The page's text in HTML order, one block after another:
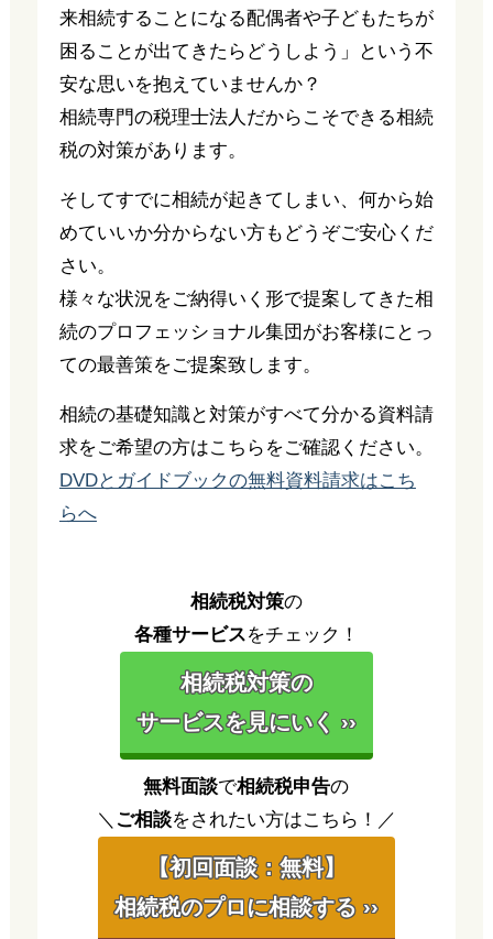
来相続することになる配偶者や子どもたちが
困ることが出てきたらどうしよう」という不
安な思いを抱えていませんか？
相続専門の税理士法人だからこそできる相続
税の対策があります。
そしてすでに相続が起きてしまい、何から始
めていいか分からない方もどうぞご安心くだ
さい。
様々な状況をご納得いく形で提案してきた相
続のプロフェッショナル集団がお客様にとっ
ての最善策をご提案致します。
相続の基礎知識と対策がすべて分かる資料請
求をご希望の方はこちらをご確認ください。
DVDとガイドブックの無料資料請求はこち
らへ
相続税対策の
各種サービスをチェック！
相続税対策の
サービスを見にいく ››
無料面談で相続税申告の
＼ ご相談をされたい方はこちら！／
【初回面談：無料】
相続税のプロに相談する ››